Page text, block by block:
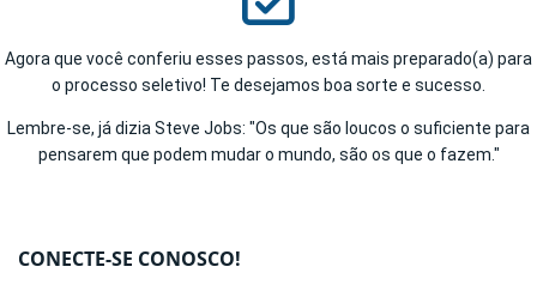
Agora que você conferiu esses passos, está mais preparado(a) para
o processo seletivo! Te desejamos boa sorte e sucesso.
Lembre-se, já dizia Steve Jobs: "Os que são loucos o suficiente para
pensarem que podem mudar o mundo, são os que o fazem."
CONECTE-SE CONOSCO!